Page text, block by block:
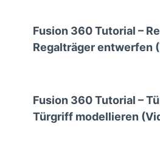
Fusion 360 Tutorial –
Regalträger entwerfen
Fusion 360 Tutorial –
Türgriff modellieren